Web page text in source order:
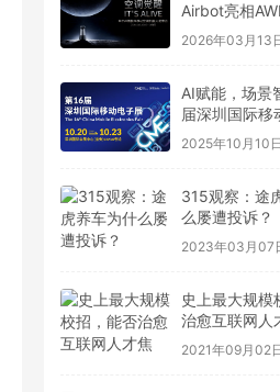
Airbot亮相
引领行业新叙
2026年03月13
AI赋能，场景
届深圳国际移
领场景化消费
2025年10月10日
315观察：途
么屡遭投诉？
2023年03月07
史上最大规模
治愈互联网人
2021年09月02